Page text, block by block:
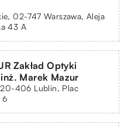
02-747 Warszawa, Aleja
43 A
Zakład Optyki
Marek Mazur
20-406 Lublin, Plac
6